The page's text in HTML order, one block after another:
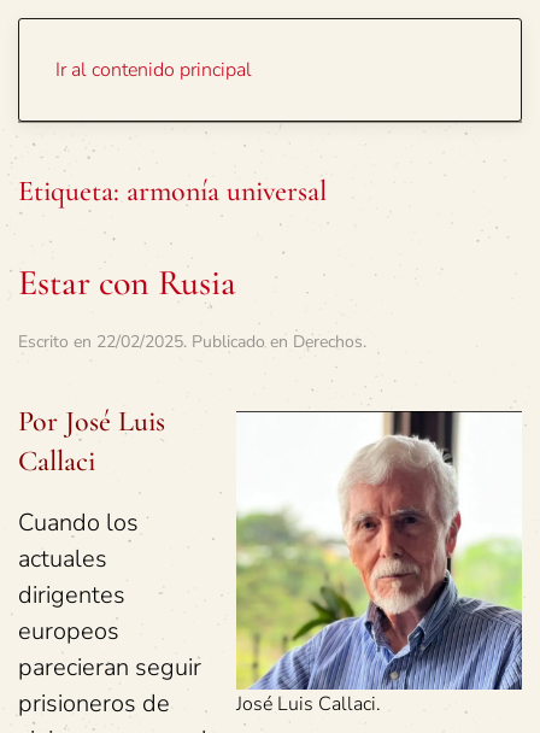
Ir al contenido principal
Etiqueta: armonía universal
Estar con Rusia
Escrito en 22/02/2025. Publicado en Derechos.
José Luis Callaci.
Por José Luis
Callaci
Cuando los
actuales
dirigentes
europeos
parecieran seguir
prisioneros de